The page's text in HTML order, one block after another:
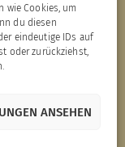
wie Cookies, um
du diesen
eindeutige IDs auf
oder zurückziehst,
ANSEHEN